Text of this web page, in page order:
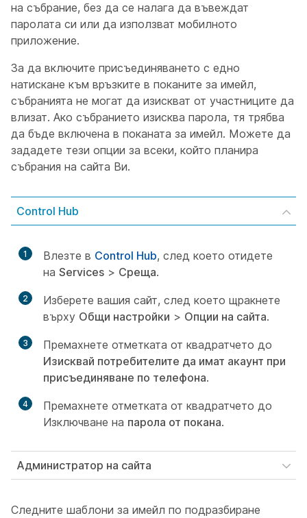
на събрание, без да се налага да въвеждат
паролата си или да използват мобилното
приложение.
За да включите присъединяването с едно
натискане към връзките в поканите за имейл,
събранията не могат да изискват от участниците да
влизат. Ако събранието изисква парола, тя трябва
да бъде включена в поканата за имейл. Можете да
зададете тези опции за всеки, който планира
събрания на сайта Ви.
Control Hub
1 Влезте в Control Hub, след което отидете
на Services > Среща.
2
Изберете вашия сайт, след което щракнете
върху Общи настройки > Опции на сайта.
3
Премахнете отметката от квадратчето до
Изисквай потребителите да имат акаунт при
присъединяване по телефона.
4
Премахнете отметката от квадратчето до
Изключване на парола от покана.
Администратор на сайта
Следните шаблони за имейл по подразбиране